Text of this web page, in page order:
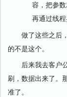
容，把参
再通过线程
做了这些之后，
的不是这个。
后来我去客户公
刷，数据出来了。
准了。